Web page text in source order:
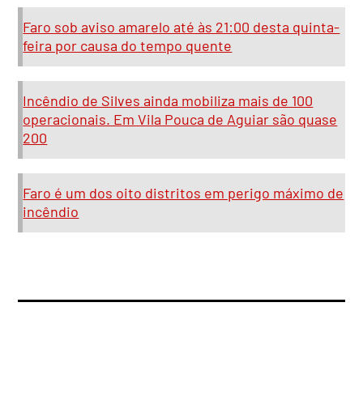
Faro sob aviso amarelo até às 21:00 desta quinta-
feira por causa do tempo quente
Incêndio de Silves ainda mobiliza mais de 100
operacionais. Em Vila Pouca de Aguiar são quase
200
Faro é um dos oito distritos em perigo máximo de
incêndio